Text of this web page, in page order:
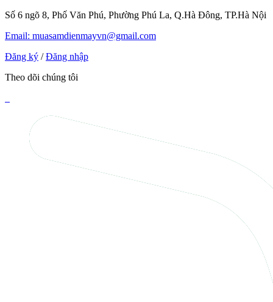
Số 6 ngõ 8, Phố Văn Phú, Phường Phú La, Q.Hà Đông, TP.Hà Nội
Email: muasamdienmayvn@gmail.com
Đăng ký / Đăng nhập
Theo dõi chúng tôi